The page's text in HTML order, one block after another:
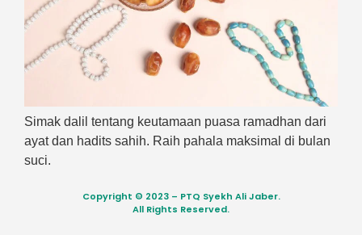
Simak dalil tentang keutamaan puasa ramadhan dari
ayat dan hadits sahih. Raih pahala maksimal di bulan
suci.
Copyright © 2023 – PTQ Syekh Ali Jaber.
All Rights Reserved.